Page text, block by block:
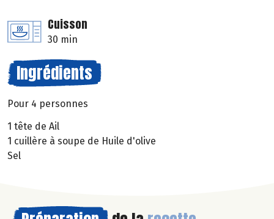
Cuisson
30 min
Ingrédients
Pour 4 personnes
1 tête de Ail
1 cuillère à soupe de Huile d'olive
Sel